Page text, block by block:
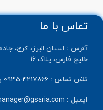
تماس با ما
آدرس : استان البرز، کرج،
خلیج فارس، پلاک 16
تلفن تماس : 4217866-0935
ایمیل :